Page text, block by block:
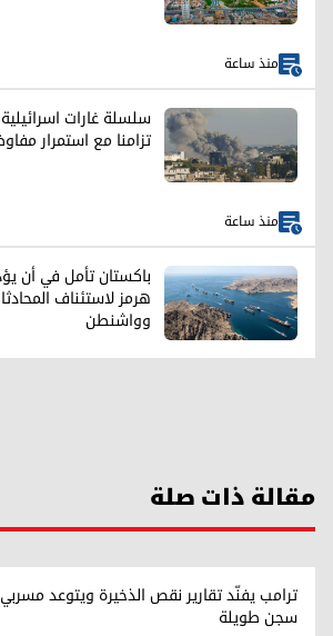
منذ ساعة
سلسلة غارات
تزامنا مع استمرار
منذ ساعة
باكستان تأمل في أن
هرمز لاستئناف
وواشنطن
مقالة ذات صلة
ترامب يفنّد تقارير نقص الذخيرة ويتوعد
سجن طويلة